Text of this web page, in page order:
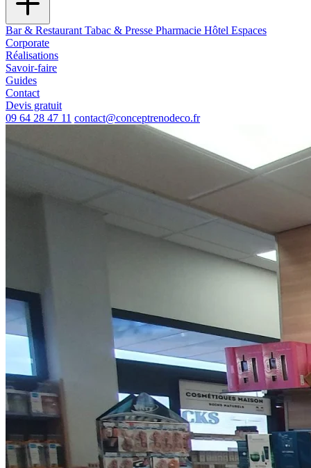
Bar & Restaurant Tabac & Presse Pharmacie Hôtel Espaces
Corporate
Réalisations
Savoir-faire
Guides
Contact
Devis gratuit
09 64 28 47 11 contact@conceptrenodeco.fr